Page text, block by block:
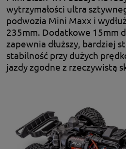
wytrzymałości ultra
podwozia Mini Maxx i
235mm. Dodatkowe 15mm
zapewnia dłuższy, bardziej
stabilność przy dużych
jazdy zgodne z rzeczywistą